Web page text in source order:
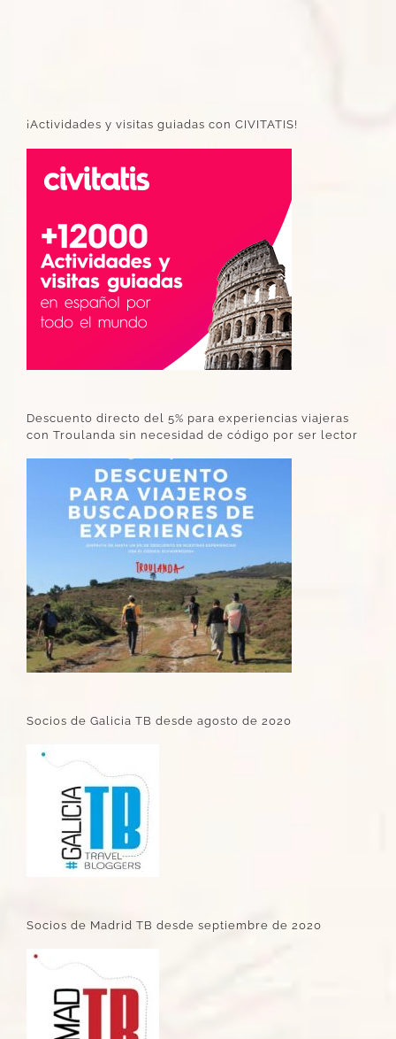
¡Actividades y visitas guiadas con CIVITATIS!
Descuento directo del 5% para experiencias viajeras
con Troulanda sin necesidad de código por ser lector
Socios de Galicia TB desde agosto de 2020
Socios de Madrid TB desde septiembre de 2020